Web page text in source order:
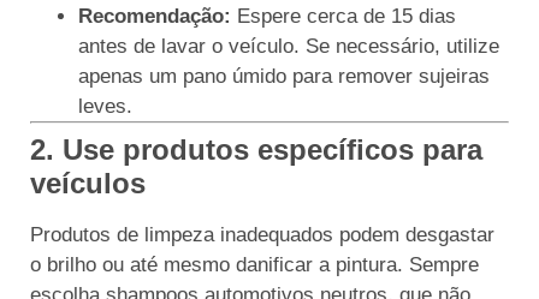
Recomendação: Espere cerca de 15 dias
antes de lavar o veículo. Se necessário, utilize
apenas um pano úmido para remover sujeiras
leves.
2. Use produtos específicos para
veículos
Produtos de limpeza inadequados podem desgastar
o brilho ou até mesmo danificar a pintura. Sempre